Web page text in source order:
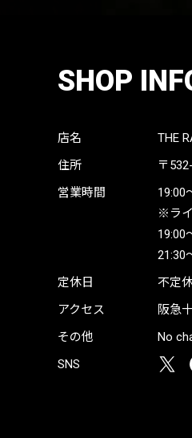
SHOP
店名
THE
住所
〒
営業時間
19:00
※ラ
19:00
21:30
定休日
不定
アクセス
阪急
その他
No
SNS